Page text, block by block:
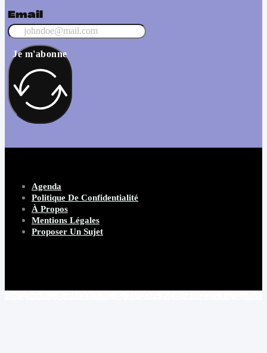
Email
Je m'abonne
Agenda
Politique De Confidentialité
À Propos
Mentions Légales
Proposer Un Sujet